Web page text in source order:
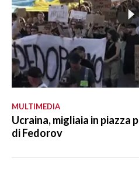
MULTIMEDIA
Ucraina, migliaia in piazza
di Fedorov